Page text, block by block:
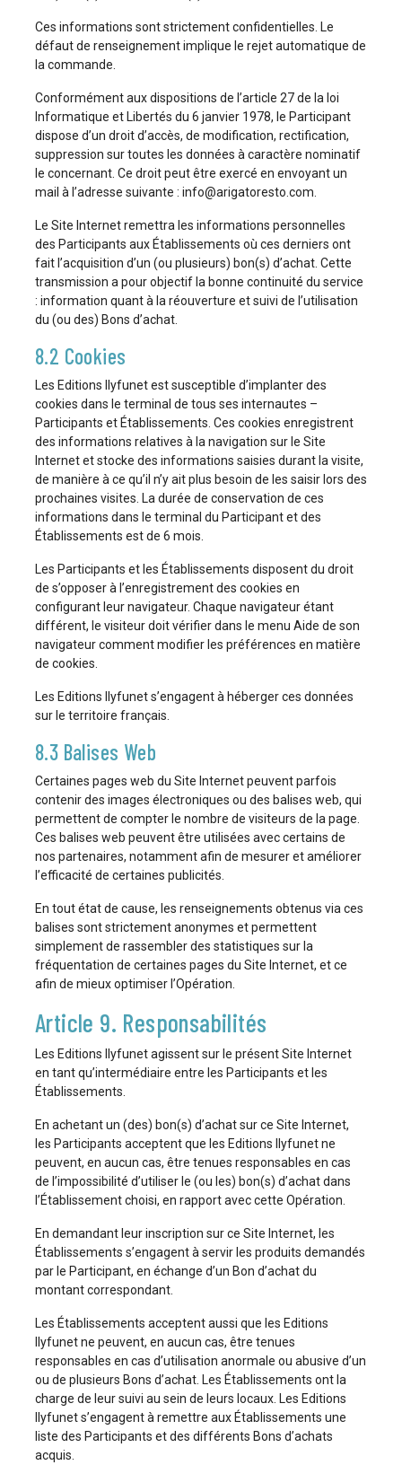
Ces informations sont strictement confidentielles. Le
défaut de renseignement implique le rejet automatique de
la commande.
Conformément aux dispositions de l’article 27 de la loi
Informatique et Libertés du 6 janvier 1978, le Participant
dispose d’un droit d’accès, de modification, rectification,
suppression sur toutes les données à caractère nominatif
le concernant. Ce droit peut être exercé en envoyant un
mail à l’adresse suivante : info@arigatoresto.com.
Le Site Internet remettra les informations personnelles
des Participants aux Établissements où ces derniers ont
fait l’acquisition d’un (ou plusieurs) bon(s) d’achat. Cette
transmission a pour objectif la bonne continuité du service
: information quant à la réouverture et suivi de l’utilisation
du (ou des) Bons d’achat.
8.2 Cookies
Les Editions Ilyfunet est susceptible d’implanter des
cookies dans le terminal de tous ses internautes –
Participants et Établissements. Ces cookies enregistrent
des informations relatives à la navigation sur le Site
Internet et stocke des informations saisies durant la visite,
de manière à ce qu’il n’y ait plus besoin de les saisir lors des
prochaines visites. La durée de conservation de ces
informations dans le terminal du Participant et des
Établissements est de 6 mois.
Les Participants et les Établissements disposent du droit
de s’opposer à l’enregistrement des cookies en
configurant leur navigateur. Chaque navigateur étant
différent, le visiteur doit vérifier dans le menu Aide de son
navigateur comment modifier les préférences en matière
de cookies.
Les Editions Ilyfunet s’engagent à héberger ces données
sur le territoire français.
8.3 Balises Web
Certaines pages web du Site Internet peuvent parfois
contenir des images électroniques ou des balises web, qui
permettent de compter le nombre de visiteurs de la page.
Ces balises web peuvent être utilisées avec certains de
nos partenaires, notamment afin de mesurer et améliorer
l’efficacité de certaines publicités.
En tout état de cause, les renseignements obtenus via ces
balises sont strictement anonymes et permettent
simplement de rassembler des statistiques sur la
fréquentation de certaines pages du Site Internet, et ce
afin de mieux optimiser l’Opération.
Article 9. Responsabilités
Les Editions Ilyfunet agissent sur le présent Site Internet
en tant qu’intermédiaire entre les Participants et les
Établissements.
En achetant un (des) bon(s) d’achat sur ce Site Internet,
les Participants acceptent que les Editions Ilyfunet ne
peuvent, en aucun cas, être tenues responsables en cas
de l’impossibilité d’utiliser le (ou les) bon(s) d’achat dans
l’Établissement choisi, en rapport avec cette Opération.
En demandant leur inscription sur ce Site Internet, les
Établissements s’engagent à servir les produits demandés
par le Participant, en échange d’un Bon d’achat du
montant correspondant.
Les Établissements acceptent aussi que les Editions
Ilyfunet ne peuvent, en aucun cas, être tenues
responsables en cas d’utilisation anormale ou abusive d’un
ou de plusieurs Bons d’achat. Les Établissements ont la
charge de leur suivi au sein de leurs locaux. Les Editions
Ilyfunet s’engagent à remettre aux Établissements une
liste des Participants et des différents Bons d’achats
acquis.